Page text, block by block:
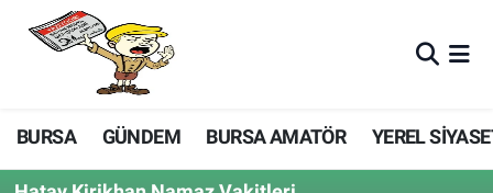
BURSA GÜNDEM BURSA AMATÖR YEREL